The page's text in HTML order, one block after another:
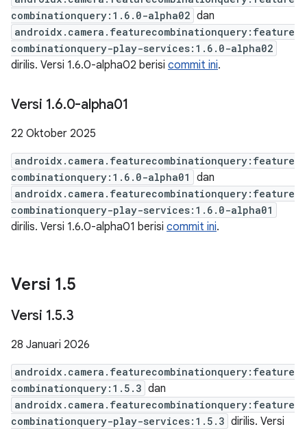
combinationquery:1.6.0-alpha02 dan
androidx.camera.featurecombinationquery:feature
combinationquery-play-services:1.6.0-alpha02
dirilis. Versi 1.6.0-alpha02 berisi commit ini.
Versi 1.6.0-alpha01
22 Oktober 2025
androidx.camera.featurecombinationquery:feature
combinationquery:1.6.0-alpha01
dan
androidx.camera.featurecombinationquery:feature
combinationquery-play-services:1.6.0-alpha01
dirilis. Versi 1.6.0-alpha01 berisi commit ini.
Versi 1.5
Versi 1.5.3
28 Januari 2026
androidx.camera.featurecombinationquery:feature
combinationquery:1.5.3 dan
androidx.camera.featurecombinationquery:feature
combinationquery-play-services:1.5.3 dirilis. Versi